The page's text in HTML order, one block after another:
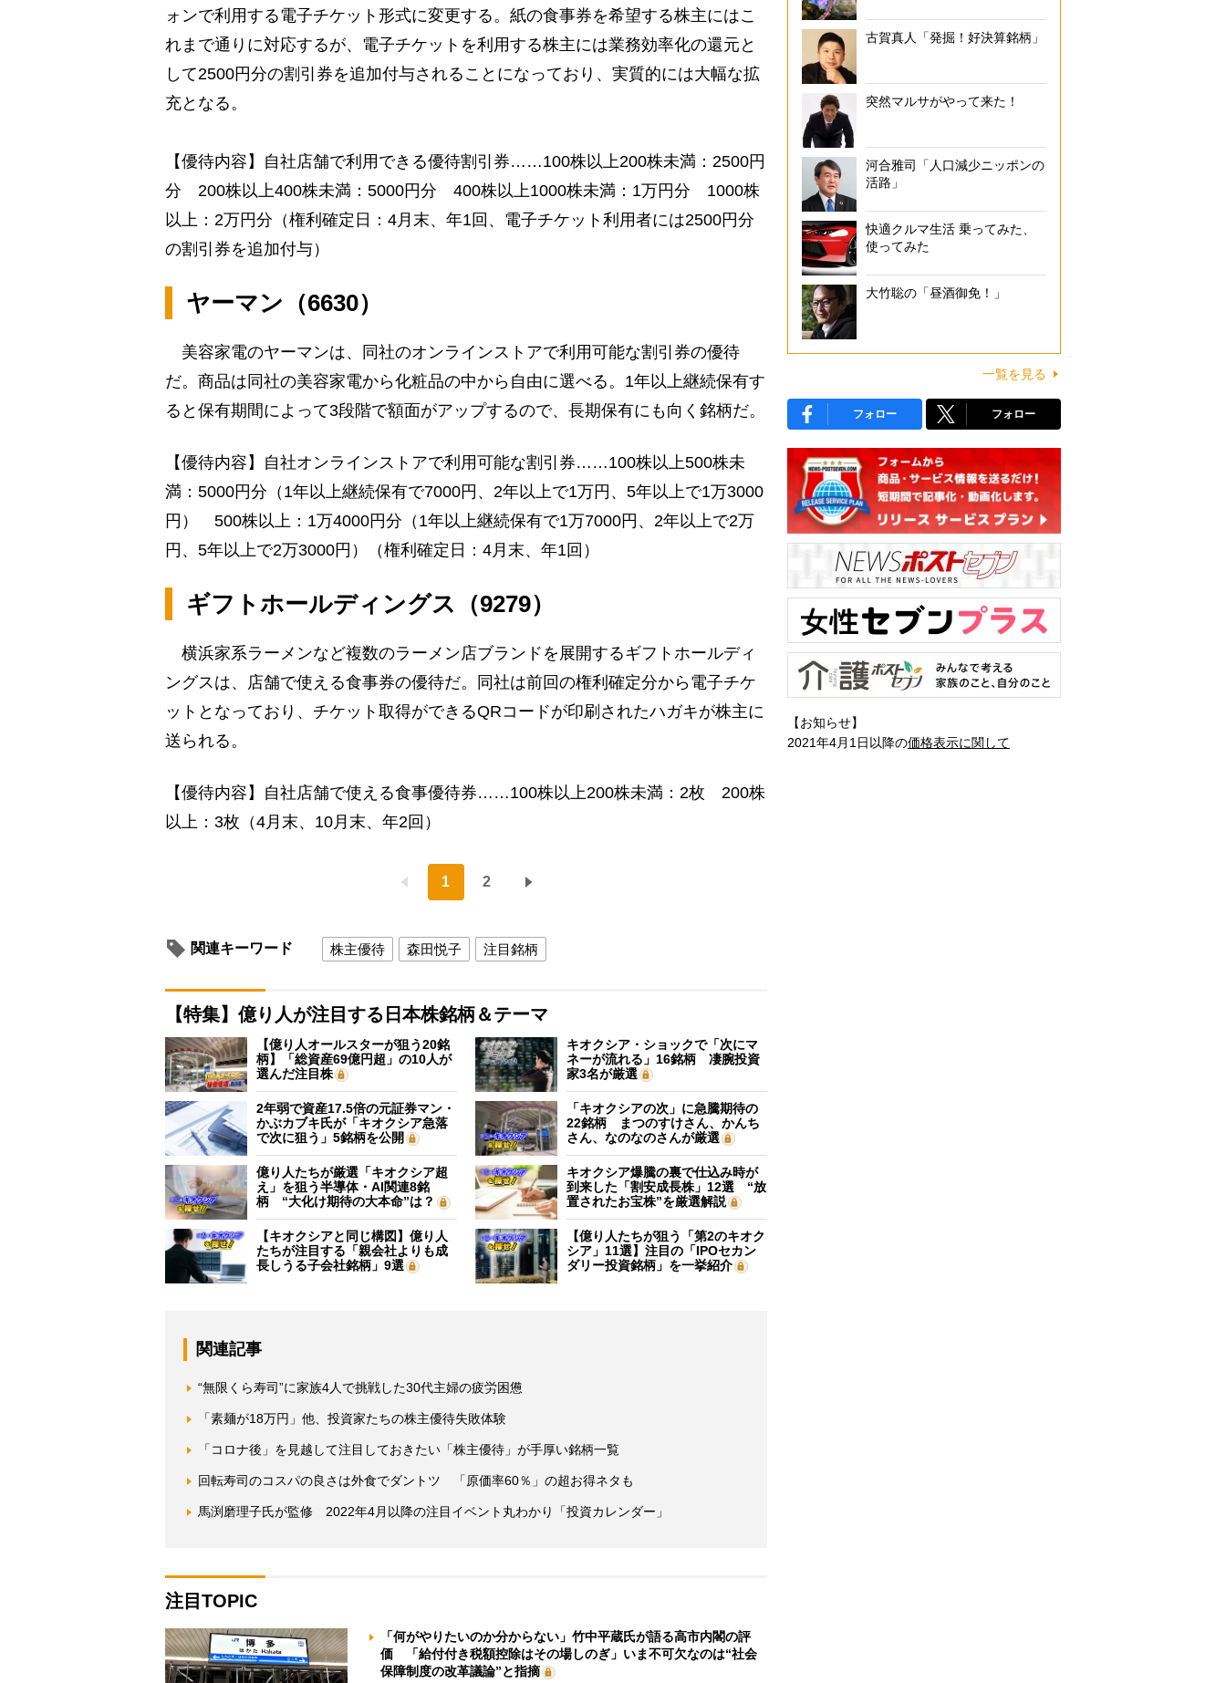
ォンで利用する電子チケット形式に変更する。紙の食事券を希望する株主にはこ
れまで通りに対応するが、電子チケットを利用する株主には業務効率化の還元と
して2500円分の割引券を追加付与されることになっており、実質的には大幅な拡
充となる。
【優待内容】自社店舗で利用できる優待割引券……100株以上200株未満：2500円
分 200株以上400株未満：5000円分 400株以上1000株未満：1万円分 1000株
以上：2万円分（権利確定日：4月末、年1回、電子チケット利用者には2500円分
の割引券を追加付与）
ヤーマン（6630）
美容家電のヤーマンは、同社のオンラインストアで利用可能な割引券の優待
だ。商品は同社の美容家電から化粧品の中から自由に選べる。1年以上継続保有す
ると保有期間によって3段階で額面がアップするので、長期保有にも向く銘柄だ。
【優待内容】自社オンラインストアで利用可能な割引券……100株以上500株未
満：5000円分（1年以上継続保有で7000円、2年以上で1万円、5年以上で1万3000
円） 500株以上：1万4000円分（1年以上継続保有で1万7000円、2年以上で2万
円、5年以上で2万3000円）（権利確定日：4月末、年1回）
ギフトホールディングス（9279）
横浜家系ラーメンなど複数のラーメン店ブランドを展開するギフトホールディ
ングスは、店舗で使える食事券の優待だ。同社は前回の権利確定分から電子チケ
ットとなっており、チケット取得ができるQRコードが印刷されたハガキが株主に
送られる。
【優待内容】自社店舗で使える食事優待券……100株以上200株未満：2枚 200株
以上：3枚（4月末、10月末、年2回）
1 2
関連キーワード 株主優待 森田悦子 注目銘柄
【特集】億り人が注目する日本株銘柄＆テーマ
【億り人オールスターが狙う20銘
柄】「総資産69億円超」の10人が
選んだ注目株
キオクシア・ショックで「次にマ
ネーが流れる」16銘柄 凄腕投資
家3名が厳選
2年弱で資産17.5倍の元証券マン・
かぶカブキ氏が「キオクシア急落
で次に狙う」5銘柄を公開
「キオクシアの次」に急騰期待の
22銘柄 まつのすけさん、かんち
さん、なのなのさんが厳選
億り人たちが厳選「キオクシア超
え」を狙う半導体・AI関連8銘
柄 “大化け期待の大本命”は？
キオクシア爆騰の裏で仕込み時が
到来した「割安成長株」12選 “放
置されたお宝株”を厳選解説
【キオクシアと同じ構図】億り人
たちが注目する「親会社よりも成
長しうる子会社銘柄」9選
【億り人たちが狙う「第2のキオク
シア」11選】注目の「IPOセカン
ダリー投資銘柄」を一挙紹介
関連記事
“無限くら寿司”に家族4人で挑戦した30代主婦の疲労困憊
「素麺が18万円」他、投資家たちの株主優待失敗体験
「コロナ後」を見越して注目しておきたい「株主優待」が手厚い銘柄一覧
回転寿司のコスパの良さは外食でダントツ 「原価率60％」の超お得ネタも
馬渕磨理子氏が監修 2022年4月以降の注目イベント丸わかり「投資カレンダー」
注目TOPIC
「何がやりたいのか分からない」竹中平蔵氏が語る高市内閣の評
価 「給付付き税額控除はその場しのぎ」いま不可欠なのは“社会
保障制度の改革議論”と指摘
古賀真人「発掘！好決算銘柄」
突然マルサがやって来た！
河合雅司「人口減少ニッポンの
活路」
快適クルマ生活 乗ってみた、
使ってみた
大竹聡の「昼酒御免！」
一覧を見る
フォロー フォロー
【お知らせ】
2021年4月1日以降の価格表示に関して